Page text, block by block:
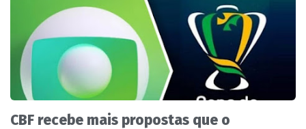
CBF recebe mais propostas que o